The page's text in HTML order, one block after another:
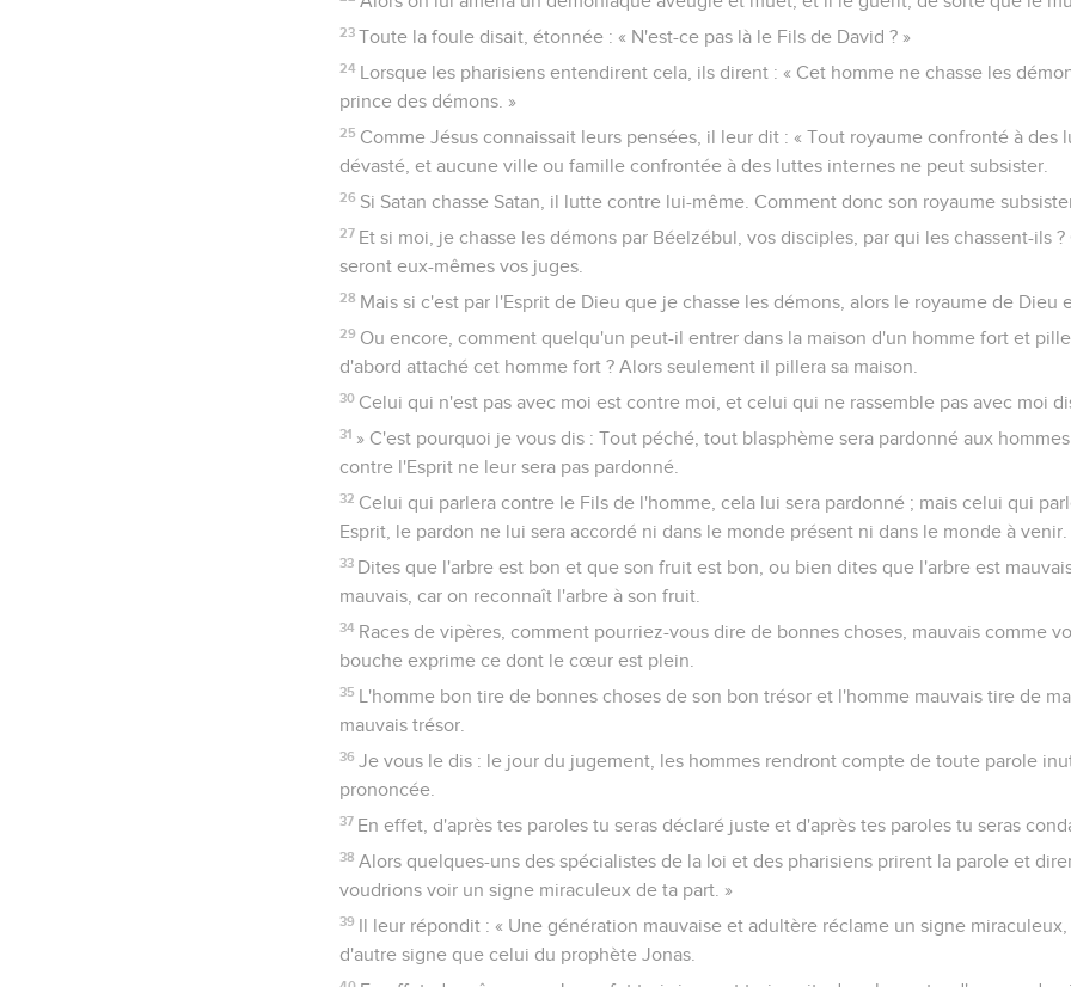
23 Toute la foule disait, étonnée : « N'est-ce pas là le Fils de David ? »
24
Lorsque les pharisiens entendirent cela, ils dirent : « Cet homme ne chasse les
prince des démons. »
25 Comme Jésus connaissait leurs pensées, il leur dit : « Tout royaume confronté à des
dévasté, et aucune ville ou famille confrontée à des luttes internes ne peut subsister.
26 Si Satan chasse Satan, il lutte contre lui-même. Comment donc son royaume
27 Et si moi, je chasse les démons par Béelzébul, vos disciples, par qui les chassent-ils
seront eux-mêmes vos juges.
28 Mais si c'est par l'Esprit de Dieu que je chasse les démons, alors le royaume de Dieu
29 Ou encore, comment quelqu'un peut-il entrer dans la maison d'un homme fort et
d'abord attaché cet homme fort ? Alors seulement il pillera sa maison.
30 Celui qui n'est pas avec moi est contre moi, et celui qui ne rassemble pas avec moi
31 » C'est pourquoi je vous dis : Tout péché, tout blasphème sera pardonné aux
contre l'Esprit ne leur sera pas pardonné.
32 Celui qui parlera contre le Fils de l'homme, cela lui sera pardonné ; mais celui qui
Esprit, le pardon ne lui sera accordé ni dans le monde présent ni dans le monde à venir.
33 Dites que l'arbre est bon et que son fruit est bon, ou bien dites que l'arbre est
mauvais, car on reconnaît l'arbre à son fruit.
34 Races de vipères, comment pourriez-vous dire de bonnes choses, mauvais comme
bouche exprime ce dont le cœur est plein.
35
L'homme bon tire de bonnes choses de son bon trésor et l'homme mauvais tire de
mauvais trésor.
36 Je vous le dis : le jour du jugement, les hommes rendront compte de toute parole
prononcée.
37 En effet, d'après tes paroles tu seras déclaré juste et d'après tes paroles tu seras
38 Alors quelques-uns des spécialistes de la loi et des pharisiens prirent la parole et
voudrions voir un signe miraculeux de ta part. »
39
Il leur répondit : « Une génération mauvaise et adultère réclame un signe
d'autre signe que celui du prophète Jonas.